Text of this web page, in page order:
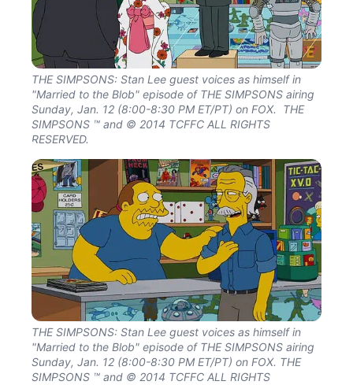
THE SIMPSONS: Stan Lee guest voices as himself in
"Married to the Blob" episode of THE SIMPSONS airing
Sunday, Jan. 12 (8:00-8:30 PM ET/PT) on FOX. THE
SIMPSONS ™ and © 2014 TCFFC ALL RIGHTS
RESERVED.
THE SIMPSONS: Stan Lee guest voices as himself in
"Married to the Blob" episode of THE SIMPSONS airing
Sunday, Jan. 12 (8:00-8:30 PM ET/PT) on FOX. THE
SIMPSONS ™ and © 2014 TCFFC ALL RIGHTS